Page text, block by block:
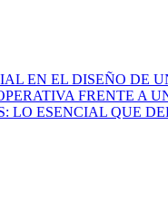
EN EL DISEÑO DE
FRENTE A
LO ESENCIAL QUE